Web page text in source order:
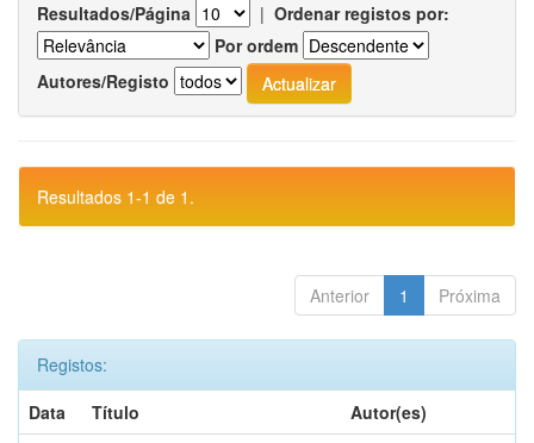
Resultados/Página | Ordenar registos por:
Por ordem
Autores/Registo
Resultados 1-1 de 1.
Anterior 1 Próxima
Registos:
Data
Título
Autor(es)